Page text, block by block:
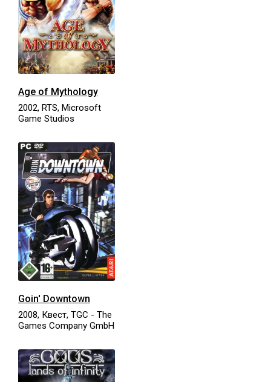
Age of Mythology
2002, RTS, Microsoft
Game Studios
Goin' Downtown
2008, Квест, TGC - The
Games Company GmbH